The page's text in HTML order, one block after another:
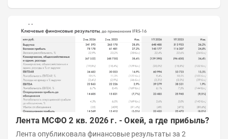
Лента МСФО 2 кв. 2026 г. - Окей, а где прибыль?
Лента опубликовала финансовые результаты за 2